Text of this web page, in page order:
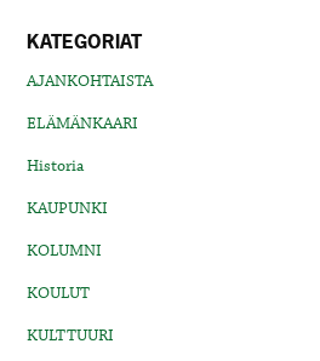
KATEGORIAT
AJANKOHTAISTA
ELÄMÄNKAARI
Historia
KAUPUNKI
KOLUMNI
KOULUT
KULTTUURI